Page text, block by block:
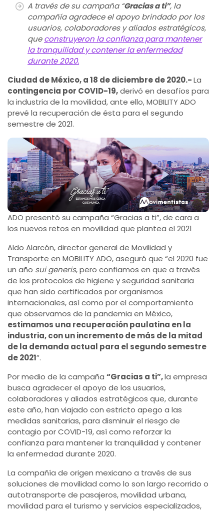
A través de su campaña “Gracias a ti”, la
compañía agradece el apoyo brindado por los
usuarios, colaboradores y aliados estratégicos,
queconstruyeron la confianza para mantener
la tranquilidad y contener la enfermedad
durante 2020.
Ciudad de México, a 18 de diciembre de 2020.-La
contingencia por COVID-19,derivó en desafíos para
la industria de la movilidad, ante ello, MOBILITY ADO
prevé la recuperación de ésta para el segundo
semestre de 2021.
ADO presentó su campaña “Gracias a ti”, de cara a
los nuevos retos en movilidad que plantea el 2021
Aldo Alarcón, director general de Movilidad y
Transporte en MOBILITY ADO,aseguró que “el 2020 fue
un año sui generis, pero confiamos en que a través
de los protocolos de higiene y seguridad sanitaria
que han sido certificados por organismos
internacionales, así como por el comportamiento
que observamos de la pandemia en México,
estimamos una recuperación paulatina en la
industria, con un incremento de más de la mitad
de la demanda actual para el segundo semestre
de 2021”.
Por medio de la campaña “Gracias a ti”,la empresa
busca agradecer el apoyo de los usuarios,
colaboradores y aliados estratégicos que, durante
este año, han viajado con estricto apego a las
medidas sanitarias, para disminuir el riesgo de
contagio por COVID-19, así como reforzar la
confianza para mantener la tranquilidad y contener
la enfermedad durante 2020.
La compañía de origen mexicano a través de sus
soluciones de movilidad como lo son largo recorrido o
autotransporte de pasajeros, movilidad urbana,
movilidad para el turismo y servicios especializados,